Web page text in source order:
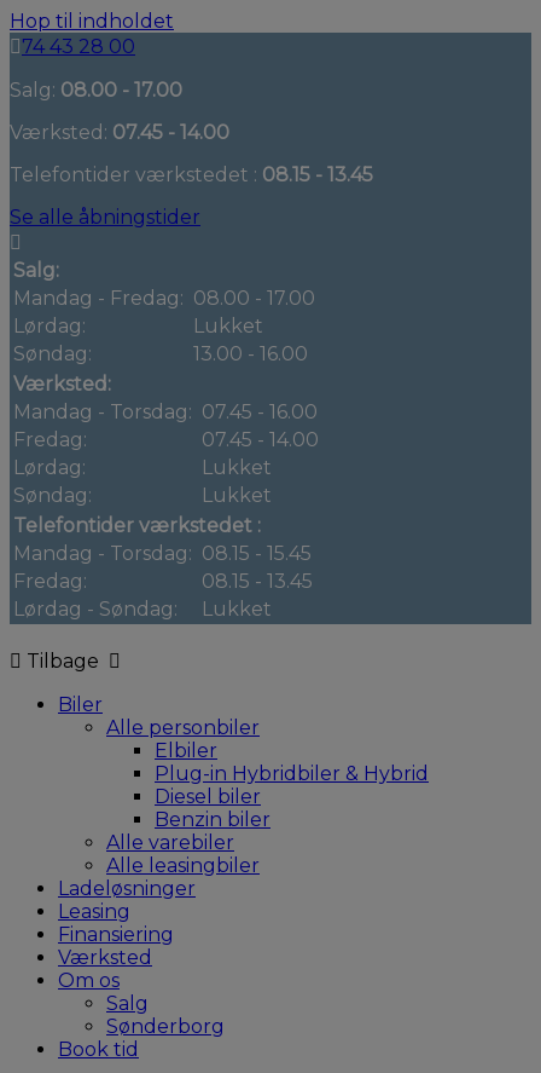
Hop til indholdet
74 43 28 00
Salg: 08.00 - 17.00
Værksted: 07.45 - 14.00
Telefontider værkstedet : 08.15 - 13.45
Se alle åbningstider
Salg:
Mandag - Fredag: 08.00 - 17.00
Lørdag:
Lukket
Søndag:
13.00 - 16.00
Værksted:
Mandag - Torsdag: 07.45 - 16.00
Fredag:
07.45 - 14.00
Lørdag:
Lukket
Søndag:
Lukket
Telefontider værkstedet :
Mandag - Torsdag: 08.15 - 15.45
Fredag:
08.15 - 13.45
Lørdag - Søndag:
Lukket
Tilbage
Biler
Alle personbiler
Elbiler
Plug-in Hybridbiler & Hybrid
Diesel biler
Benzin biler
Alle varebiler
Alle leasingbiler
Ladeløsninger
Leasing
Finansiering
Værksted
Om os
Salg
Sønderborg
Book tid